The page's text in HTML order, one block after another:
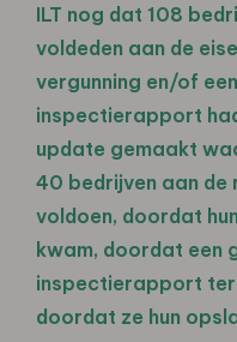
ILT nog dat 108
voldeden aan de
vergunning en/of
inspectierapport
update gemaakt
40 bedrijven aan de
voldoen, doordat
kwam, doordat een
inspectierapport ter
doordat ze hun